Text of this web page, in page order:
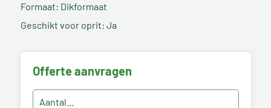
Formaat: Dikformaat
Geschikt voor oprit: Ja
Offerte aanvragen